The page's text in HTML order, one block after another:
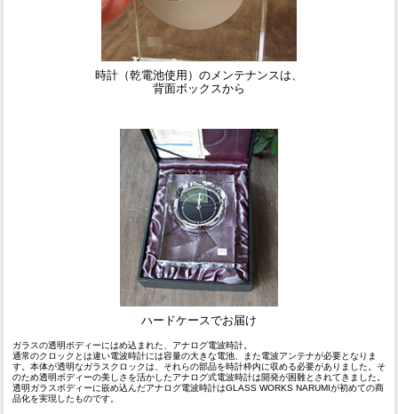
時計（乾電池使用）のメンテナンスは、
背面ボックスから
ハードケースでお届け
ガラスの透明ボディーにはめ込まれた、アナログ電波時計。
通常のクロックとは違い電波時計には容量の大きな電池、また電波アンテナが必要となりま
す。本体が透明なガラスクロックは、それらの部品を時計枠内に収める必要がありました。そ
のため透明ボディーの美しさを活かしたアナログ式電波時計は開発が困難とされてきました。
透明ガラスボディーに嵌め込んだアナログ電波時計はGLASS WORKS NARUMIが初めての商
品化を実現したものです。